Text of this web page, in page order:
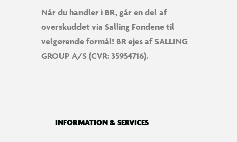
Når du handler i BR, går en del af
overskuddet via Salling Fondene til
velgørende formål! BR ejes af SALLING
GROUP A/S (CVR: 35954716).
INFORMATION & SERVICES